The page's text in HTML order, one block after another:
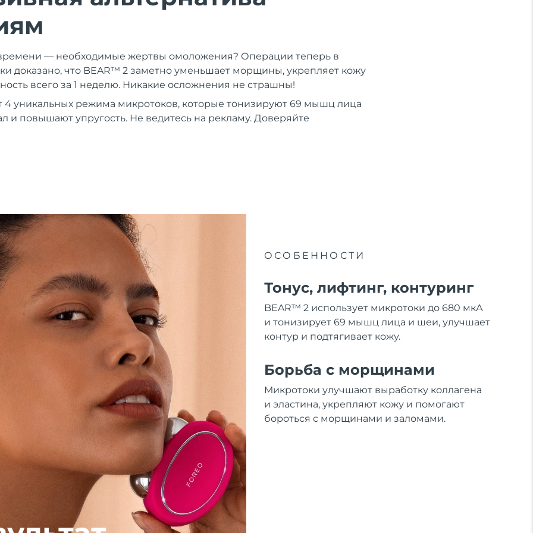
времени — необходимые жертвы омоложения? Операции теперь в
доказано, что BEAR™ 2 заметно уменьшает морщины, укрепляет кожу
всего за 1 неделю. Никакие осложнения не страшны!
4 уникальных режима микротоков, которые тонизируют 69 мышц лица
и повышают упругость. Не ведитесь на рекламу. Доверяйте
ОСОБЕННОСТИ
Тонус, лифтинг, контуринг
BEAR™ 2 использует микротоки до 680 мкА
и тонизирует 69 мышц лица и шеи, улучшает
контур и подтягивает кожу.
Борьба с морщинами
Микротоки улучшают выработку коллагена
и эластина, укрепляют кожу и помогают
бороться с морщинами и заломами.